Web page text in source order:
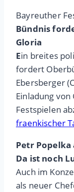
Bayreuther
Bündnis
Gloria
Ein breites
fordert
Ebersberger
Einladung
Festspielen
fraenkischer
Petr Popelka
Da ist noch
Auch im
als neuer